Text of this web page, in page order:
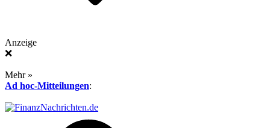
Anzeige
❌
Mehr »
Ad hoc-Mitteilungen: